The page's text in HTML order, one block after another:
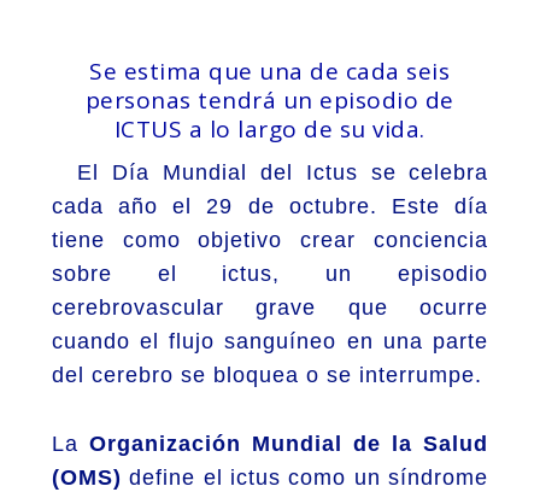
Se estima que una de cada seis
personas tendrá un episodio de
ICTUS a lo largo de su vida.
El Día Mundial del Ictus se celebra
cada año el 29 de octubre. Este día
tiene como objetivo crear conciencia
sobre el ictus, un episodio
cerebrovascular grave que ocurre
cuando el flujo sanguíneo en una parte
del cerebro se bloquea o se interrumpe.
La Organización Mundial de la Salud
(OMS) define el ictus como un síndrome